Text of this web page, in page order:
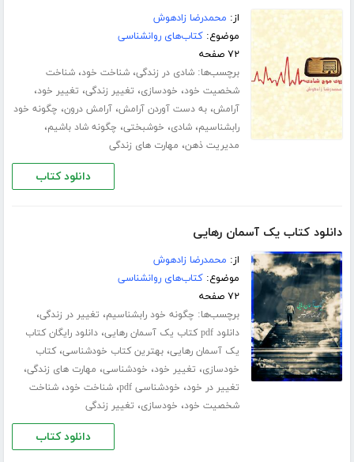
از: محمدرضا زادهوش
موضوع:کتاب‌های روانشناسی
۷۲ صفحه
برچسب‌ها:شادی در زندگی،شناخت خود،شناخت
شخصیت خود، خودسازی، تغییر زندگی، تغییر خود،
آرامش،به دست آوردن آرامش،آرامش درون، چگونه خود
رابشناسیم،شادی، خوشبختی، چگونه شاد باشیم،
مدیریت ذهن، مهارت های زندگی
دانلود کتاب
دانلود کتاب یک آسمان رهایی
از: محمدرضا زادهوش
موضوع:کتاب‌های روانشناسی
۷۲ صفحه
برچسب‌ها: چگونه خود رابشناسیم، تغییر در زندگی،
دانلود pdf کتاب یک آسمان رهایی ،دانلود رایگان کتاب
یک آسمان رهایی،بهترین کتاب خودشناسی،کتاب
خودسازی، تغییر خود، خودشناسی، مهارت های زندگی،
تغییر در خود، خودشناسی pdf ،شناخت خود،شناخت
شخصیت خود، خودسازی، تغییر زندگی
دانلود کتاب